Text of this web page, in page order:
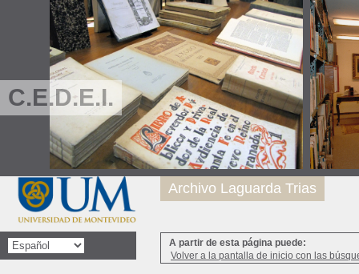
C.E.D.E.I.
A partir de esta página puede:
Volver a la pantalla de inicio con las
Archivo Laguarda Trias